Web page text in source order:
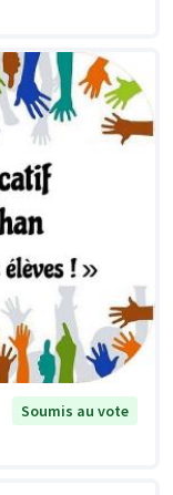
Soumis au vote